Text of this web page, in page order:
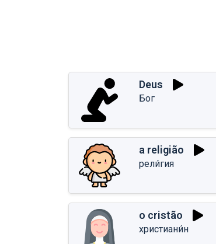
Deus
Бог
a religião
рели́гия
o cristão
христиани́н